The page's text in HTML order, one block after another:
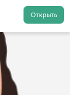
Открыть
Няни у метро